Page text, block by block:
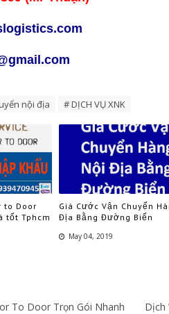
nội địa # DỊCH VỤ XNK
to Door
tốt Tphcm
Giá Cước Vận Chuyển
Địa Bằng Đường Biển
May 04, 2019
To Door Trọn Gói Nhanh
Dịch